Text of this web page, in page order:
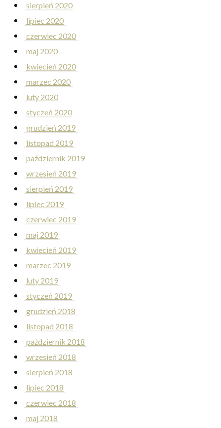
sierpień 2020
lipiec 2020
czerwiec 2020
maj 2020
kwiecień 2020
marzec 2020
luty 2020
styczeń 2020
grudzień 2019
listopad 2019
październik 2019
wrzesień 2019
sierpień 2019
lipiec 2019
czerwiec 2019
maj 2019
kwiecień 2019
marzec 2019
luty 2019
styczeń 2019
grudzień 2018
listopad 2018
październik 2018
wrzesień 2018
sierpień 2018
lipiec 2018
czerwiec 2018
maj 2018